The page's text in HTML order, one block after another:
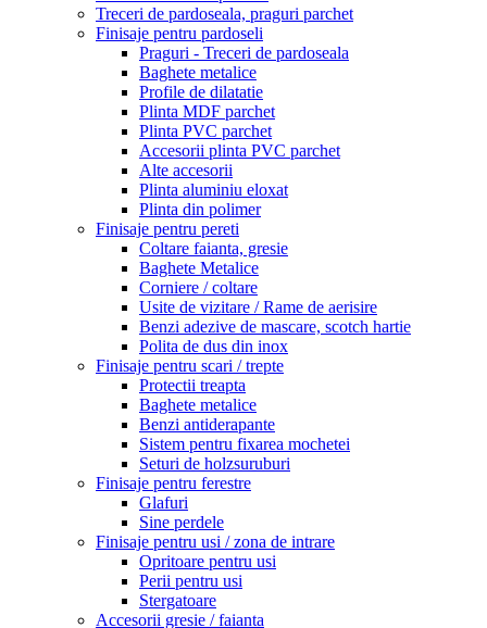
Treceri de pardoseala, praguri parchet
Finisaje pentru pardoseli
Praguri - Treceri de pardoseala
Baghete metalice
Profile de dilatatie
Plinta MDF parchet
Plinta PVC parchet
Accesorii plinta PVC parchet
Alte accesorii
Plinta aluminiu eloxat
Plinta din polimer
Finisaje pentru pereti
Coltare faianta, gresie
Baghete Metalice
Corniere / coltare
Usite de vizitare / Rame de aerisire
Benzi adezive de mascare, scotch hartie
Polita de dus din inox
Finisaje pentru scari / trepte
Protectii treapta
Baghete metalice
Benzi antiderapante
Sistem pentru fixarea mochetei
Seturi de holzsuruburi
Finisaje pentru ferestre
Glafuri
Sine perdele
Finisaje pentru usi / zona de intrare
Opritoare pentru usi
Perii pentru usi
Stergatoare
Accesorii gresie / faianta